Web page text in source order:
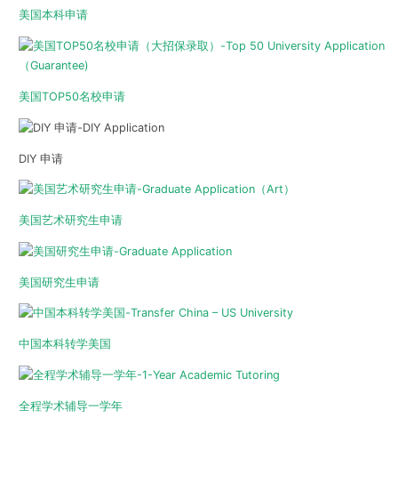
美国本科申请
美国TOP50名校申请
DIY 申请
美国艺术研究生申请
美国研究生申请
中国本科转学美国
全程学术辅导一学年